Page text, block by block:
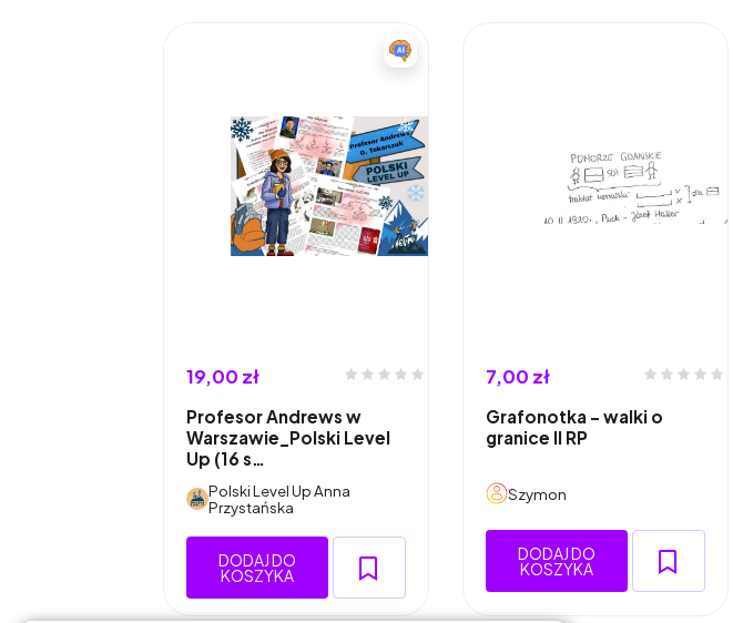
19,00 zł
Profesor Andrews w
Warszawie_Polski Level
Up (16 s…
Polski Level Up Anna
Przystańska
DODAJ DO
KOSZYKA
7,00 zł
Grafonotka - walki o
granice II RP
Szymon
DODAJ DO
KOSZYKA